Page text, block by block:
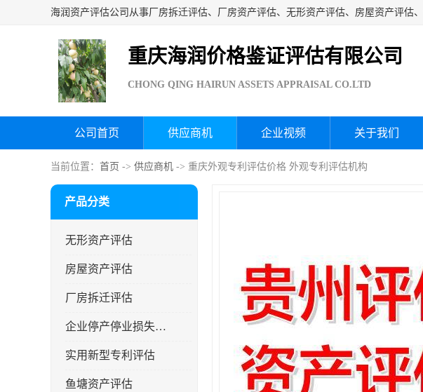
重庆海润价格鉴证评估有限公司
CHONG QING HAIRUN ASSETS APPRAISAL CO.LTD
公司首页 供应商机 企业视频 关于我们
当前位置： 首页 -> 供应商机 -> 重庆外观专利评估价格 外观专利评估机构
产品分类
无形资产评估
房屋资产评估
厂房拆迁评估
企业停产停业损失评估
实用新型专利评估
鱼塘资产评估